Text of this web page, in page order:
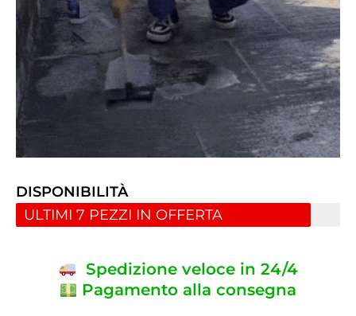
DISPONIBILITÀ
ULTIMI 7 PEZZI IN OFFERTA
Spedizione veloce in 24/4
Pagamento alla consegna